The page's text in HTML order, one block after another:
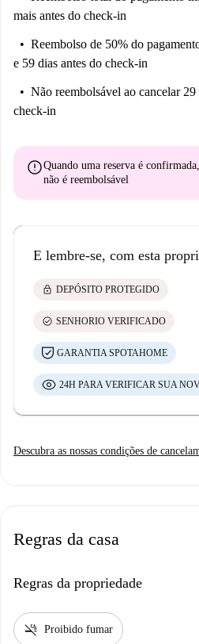
mais antes do check-in
Reembolso de 50% do
e 59 dias antes do check-in
Não reembolsável ao cancelar
check-in
errorQuando uma reserva é
não é reembolsável
E lembre-se, com esta
lock DEPÓSITO PROTEGIDO
check_circle SENHORIO VERIFICADO
GARANTIA SPOTAHOME
24H PARA VERIFICAR SUA
Descubra as nossas condições de
Regras da casa
Regras da propriedade
smoke_free Proibido fumar